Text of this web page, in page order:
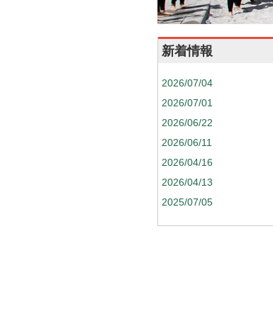
新着情報
2026/07/04
2026/07/01
2026/06/22
2026/06/11
2026/04/16
2026/04/13
2025/07/05